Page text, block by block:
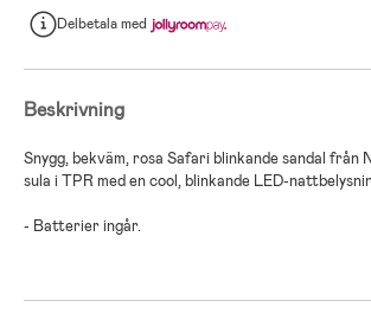
Delbetalamed
Beskrivning
Snygg, bekväm, rosa Safari blinkande sandal från
sula i TPR med en cool, blinkande LED-
- Batterier ingår.